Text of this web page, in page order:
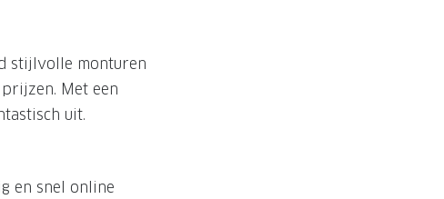
stijlvolle monturen
Met een
uit.
en snel online